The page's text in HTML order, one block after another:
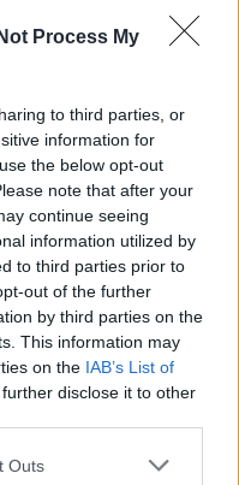
Process My
to third parties, or
information for
the below opt-out
note that after your
continue seeing
information utilized by
to third parties prior to
out of the further
by third parties on the
This information may
on the IAB’s List of
disclose it to other
one or more Google
Outs
che la
hanno chiaramente
e la cultura
di Informatica
ha sottolineato
IT e nel fornire
per il settore per i
IT. Ha inoltre
incentrata
per l’IT sta
di oggi.
di ELTE dimostra
interessanti
industriali e
di partecipare a